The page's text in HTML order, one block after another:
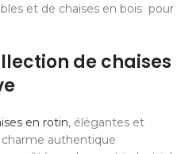
et de chaises en bois pour
de chaises
en rotin, élégantes et
authentique